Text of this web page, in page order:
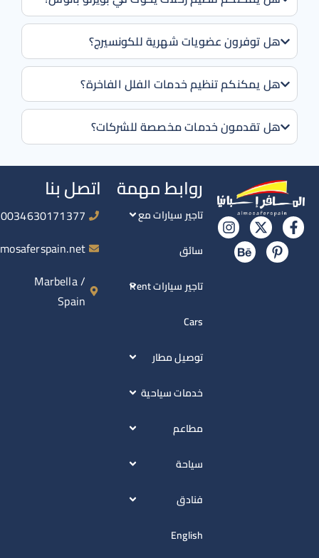
هل توفرون عضويات شهرية للكونسيرج؟
هل يمكنكم تنظيم خدمات الفلل الفاخرة؟
هل تقدمون خدمات مخصصة للشركات؟
روابط مهمة
تاجير سيارات مع
سائق
تاجير سيارات Rent
توصيل مطار
خدمات سياحية
اتصل بنا
0034630171377
info@almosaferspain.net
Marbella /